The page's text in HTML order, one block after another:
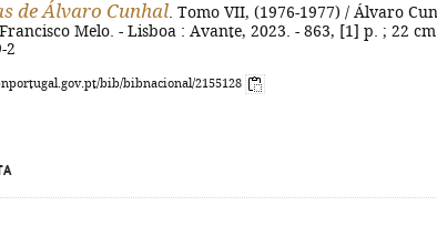
de Álvaro Cunhal . Tomo VII, (1976-1977) / Álvaro
Melo. - Lisboa : Avante, 2023. - 863, [1] p. ; 22
2
bib/bibnacional/2155128